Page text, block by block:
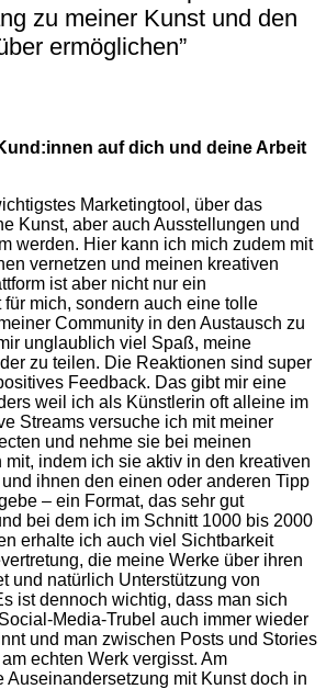
zu meiner Kunst und den
ermöglichen”
auf dich und deine Arbeit
Marketingtool, über das
Kunst, aber auch Ausstellungen und
werden. Hier kann ich mich zudem mit
vernetzen und meinen kreativen
ist aber nicht nur ein
für mich, sondern auch eine tolle
Community in den Austausch zu
unglaublich viel Spaß, meine
zu teilen. Die Reaktionen sind super
Feedback. Das gibt mir eine
weil ich als Künstlerin oft alleine im
Streams versuche ich mit meiner
und nehme sie bei meinen
mit, indem ich sie aktiv in den kreativen
ihnen den einen oder anderen Tipp
– ein Format, das sehr gut
bei dem ich im Schnitt 1000 bis 2000
erhalte ich auch viel Sichtbarkeit
die meine Werke über ihren
und natürlich Unterstützung von
ist dennoch wichtig, dass man sich
Media-Trubel auch immer wieder
und man zwischen Posts und Stories
echten Werk vergisst. Am
Auseinandersetzung mit Kunst doch in